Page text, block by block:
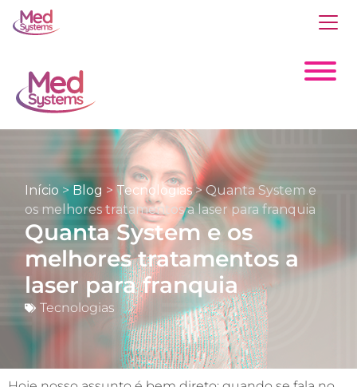
Início >Blog > Tecnologias>Quanta System e
os melhores tratamentos a laser para franquia
Quanta System e os
melhores tratamentos a
laser para franquia
Tecnologias